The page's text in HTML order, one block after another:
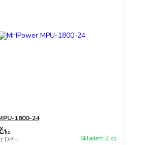
1800-24
/ks
DPH Skladem 2 ks